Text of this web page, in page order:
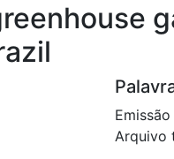
Arquivo